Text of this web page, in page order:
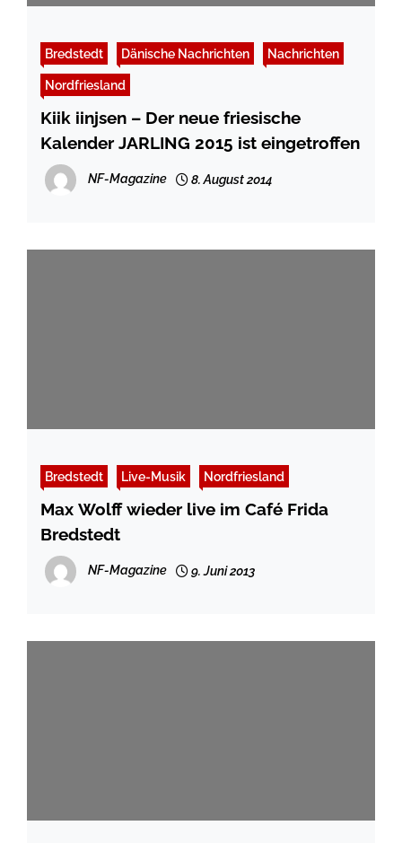
Bredstedt Dänische Nachrichten Nachrichten
Nordfriesland
Kiik iinjsen – Der neue friesische
Kalender JARLING 2015 ist eingetroffen
NF-Magazine 8. August 2014
Bredstedt Live-Musik Nordfriesland
Max Wolff wieder live im Café Frida
Bredstedt
NF-Magazine 9. Juni 2013